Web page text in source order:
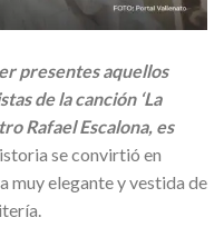
presentes aquellos
de la canción ‘La
Rafael Escalona, es
se convirtió en
muy elegante y vestida de